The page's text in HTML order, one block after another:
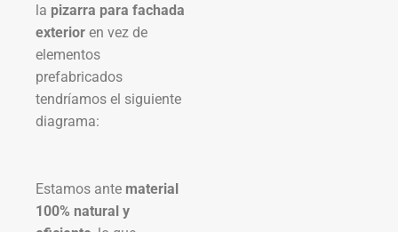
la pizarra para fachada
exterior en vez de
elementos
prefabricados
tendríamos el siguiente
diagrama:
Estamos ante material
100% natural y